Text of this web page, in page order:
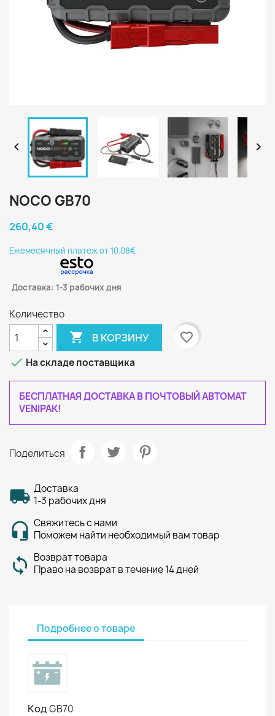
 
NOCO GB70
260,40 €
Eжемесячный платеж от 10.08€
Доставка: 1-3 рабочих дня
Количество
 В КОРЗИНУ
favorite_border
 На складе поставщика
БЕСПЛАТНАЯ ДОСТАВКА В ПОЧТОВЫЙ АВТОМАТ
VENIPAK!
Поделиться
Доставка
1-3 рабочих дня
Свяжитесь с нами
Поможем найти необходимый вам товар
Возврат товара
Право на возврат в течение 14 дней
Подробнее о товаре
КодGB70